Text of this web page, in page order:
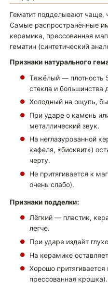
Гематит подделывают чаще,
Самые распространённые
керамика, прессованная
гематин (синтетический
Признаки натурального
Тяжёлый — плотность
стекла и большинства
Холодный на ощупь,
При ударе о камень
металлический звук.
На неглазурованной
кафеля, «бисквит»)
черту.
Не притягивается к
очень слабо).
Признаки подделки:
Лёгкий — пластик,
легче.
При ударе издаёт
На керамике
Хорошо притягивается
прессованная крошка).